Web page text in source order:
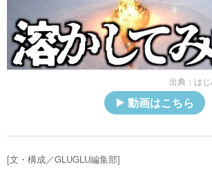
出典： は
動画はこちら
[文・構成／GLUGLU編集部]